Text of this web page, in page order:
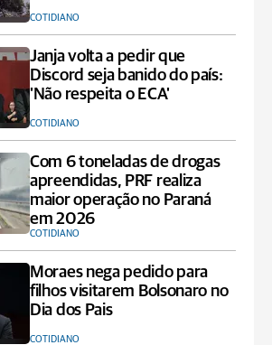
COTIDIANO
Janja volta a pedir que
Discord seja banido do país:
'Não respeita o ECA'
COTIDIANO
Com 6 toneladas de drogas
apreendidas, PRF realiza
maior operação no Paraná
em 2026
COTIDIANO
Moraes nega pedido para
filhos visitarem Bolsonaro no
Dia dos Pais
COTIDIANO